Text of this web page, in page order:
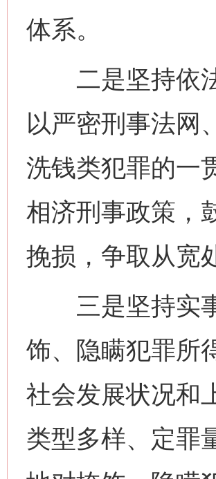
体系。
二是坚持依法
以严密刑事法网
洗钱类犯罪的一
相济刑事政策，
挽损，争取从宽
三是坚持实事
饰、隐瞒犯罪所
社会发展状况和
类型多样、定罪